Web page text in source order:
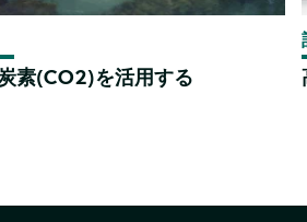
素(CO2)を活用する